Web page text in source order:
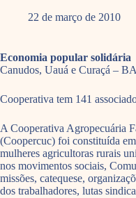
22 de março de 2010
Economia popular solidária
Canudos, Uauá e Curaçá – BA
Cooperativa tem 141
A Cooperativa Agropecuária
(Coopercuc) foi constituída
mulheres agricultoras rurais
nos movimentos sociais,
missões, catequese,
dos trabalhadores, lutas